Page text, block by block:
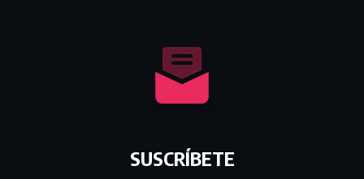
SUSCRÍBETE